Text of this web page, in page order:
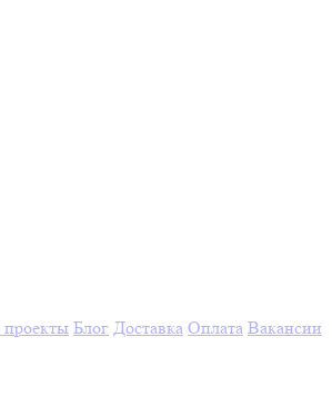
проекты Блог Доставка Оплата Вакансии